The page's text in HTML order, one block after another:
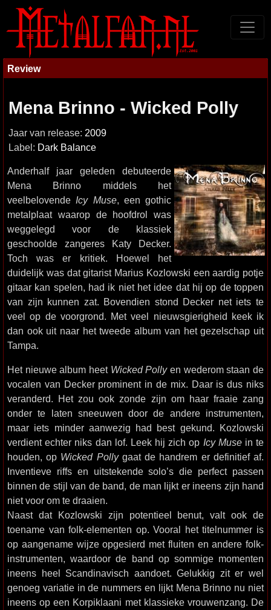
Review
Mena Brinno - Wicked Polly
Jaar van release: 2009
Label: Dark Balance
Anderhalf jaar geleden debuteerde
Mena Brinno middels het
veelbelovende Icy Muse, een gothic
metalplaat waarop de hoofdrol was
weggelegd voor de klassiek
geschoolde zangeres Katy Decker.
Toch was er kritiek. Hoewel het
duidelijk was dat gitarist Marius Kozlowski een aardig potje
gitaar kan spelen, had ik niet het idee dat hij op de toppen
van zijn kunnen zat. Bovendien stond Decker net iets te
veel op de voorgrond. Met veel nieuwsgierigheid keek ik
dan ook uit naar het tweede album van het gezelschap uit
Tampa.
Het nieuwe album heet Wicked Pollyen wederom staan de
vocalen van Decker prominent in de mix. Daar is dus niks
veranderd. Het zou ook zonde zijn om haar fraaie zang
onder te laten sneeuwen door de andere instrumenten,
maar iets minder aanwezig had best gekund. Kozlowski
verdient echter niks dan lof. Leek hij zich op Icy Musein te
houden, op Wicked Pollygaat de handrem er definitief af.
Inventieve riffs en uitstekende solo’s die perfect passen
binnen de stijl van de band, de man lijkt er ineens zijn hand
niet voor om te draaien.
Naast dat Kozlowski zijn potentieel benut, valt ook de
toename van folk-elementen op. Vooral het titelnummer is
op aangename wijze opgesierd met fluiten en andere folk-
instrumenten, waardoor de band op sommige momenten
ineens heel Scandinavisch aandoet. Gelukkig zit er wel
genoeg variatie in de nummers en lijkt Mena Brinno nu niet
ineens op een Korpiklaani met klassieke vrouwenzang. De